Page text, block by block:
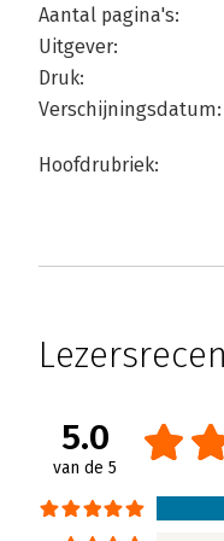
Aantal pagina's:
Uitgever:
Druk:
Verschijningsdatum:
Hoofdrubriek:
5.0
van de 5